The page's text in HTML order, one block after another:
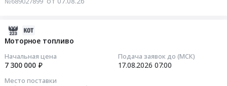
95
Моторное топливо
Начальная цена
7 300 000 ₽
Подача заявок до (МСК)
17.08.2026 07:00
Место поставки